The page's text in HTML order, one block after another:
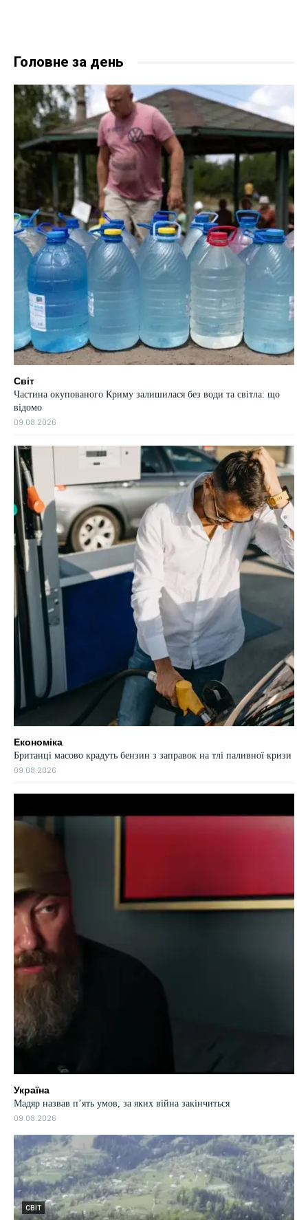
Головне за день
Світ
Частина окупованого Криму залишилася без води та світла: що
відомо
09.08.2026
Економіка
Британці масово крадуть бензин з заправок на тлі паливної кризи
09.08.2026
Україна
Мадяр назвав п’ять умов, за яких війна закінчиться
09.08.2026
СВІТ